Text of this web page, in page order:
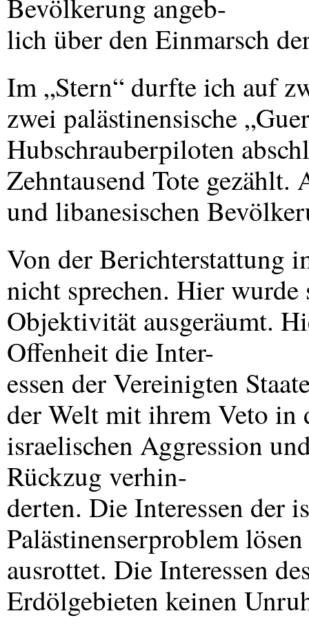
Bevölkerung angeb-
lich über den Einmarsch
Im „Stern“ durfte ich auf
zwei palästinensische
Hubschrauberpiloten
Zehntausend Tote gezählt.
und libanesischen
Von der Berichterstattung
nicht sprechen. Hier wurde
Objektivität ausgeräumt.
Offenheit die Inter-
essen der Vereinigten
der Welt mit ihrem Veto in
israelischen Aggression
Rückzug verhin-
derten. Die Interessen der
Palästinenserproblem
ausrottet. Die Interessen
Erdölgebieten keinen